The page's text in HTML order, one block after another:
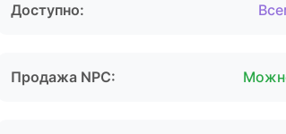
Доступно:
Продажа NPC: